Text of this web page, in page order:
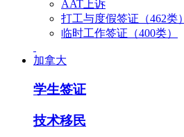
AAT上诉
打工与度假签证（462类）
临时工作签证（400类）
加拿大
学生签证
技术移民